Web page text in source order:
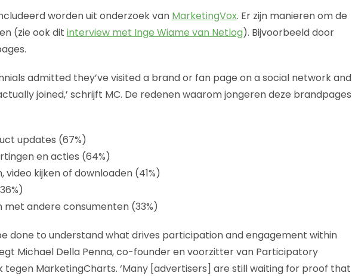
worden uit onderzoek van MarketingVox. Er zijn manieren om de
(zie ook dit interview met Inge Wiame van Netlog). Bijvoorbeeld door
admitted they’ve visited a brand or fan page on a social network and
joined,’ schrijft MC. De redenen waarom jongeren deze brandpages
updates (67%)
en acties (64%)
video kijken of downloaden (41%)
andere consumenten (33%)
done to understand what drives participation and engagement within
Michael Della Penna, co-founder en voorzitter van Participatory
tegen MarketingCharts. ‘Many [advertisers] are still waiting for proof that